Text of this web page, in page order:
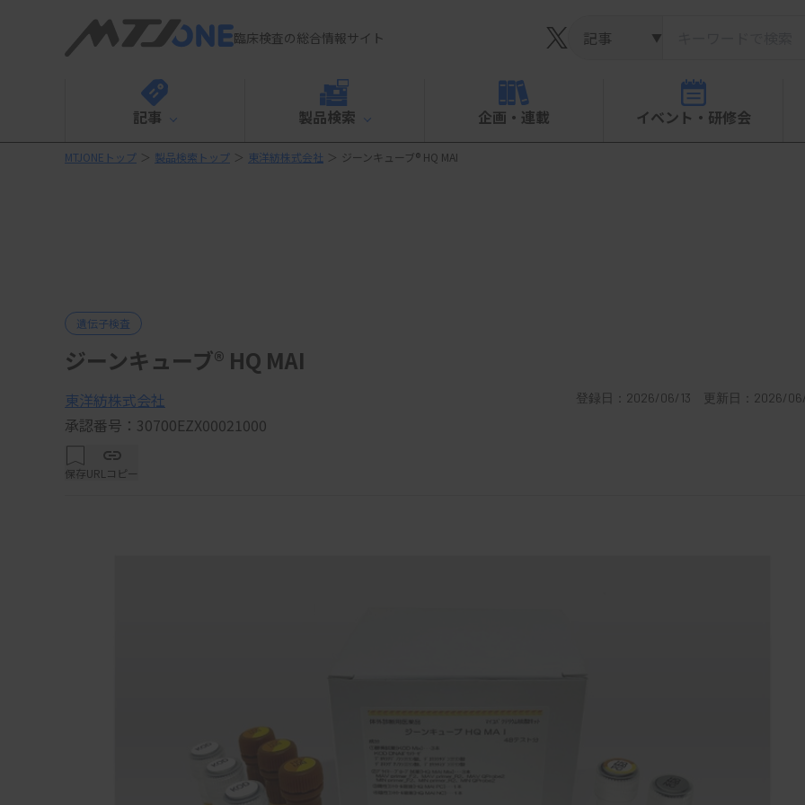
臨床検査の総合情報サイト ▼
記事 製品検索 企画・連載 イベント・研修会
MTJONEトップ ＞ 製品検索トップ ＞ 東洋紡株式会社 ＞ ジーンキューブ® HQ MAI
遺伝子検査
ジーンキューブ® HQ MAI
東洋紡株式会社
承認番号：30700EZX00021000
登録日：2026/06/13 更新日：2026/
保存URLコピー